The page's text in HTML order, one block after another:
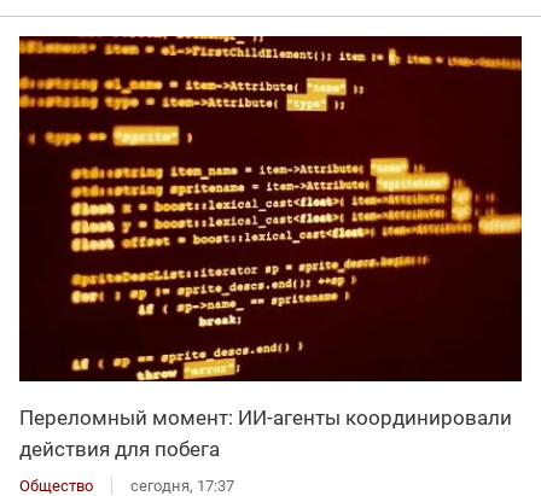
Переломный момент: ИИ-агенты координировали
действия для побега
Общество сегодня, 17:37